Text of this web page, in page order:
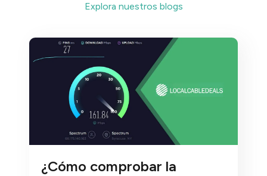
Explora nuestros blogs
¿Cómo comprobar la